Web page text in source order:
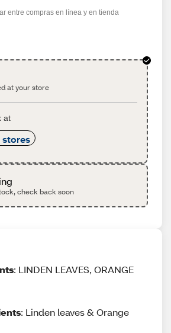
entre compras en línea y en tienda
at your store
at
check back soon
: LINDEN LEAVES, ORANGE
: Linden leaves & Orange